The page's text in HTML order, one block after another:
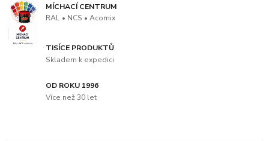
MÍCHACÍ CENTRUM
RAL • NCS • Acomix
TISÍCE PRODUKTŮ
Skladem k expedici
OD ROKU 1996
Více než 30 let